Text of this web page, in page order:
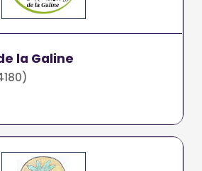
la Galine